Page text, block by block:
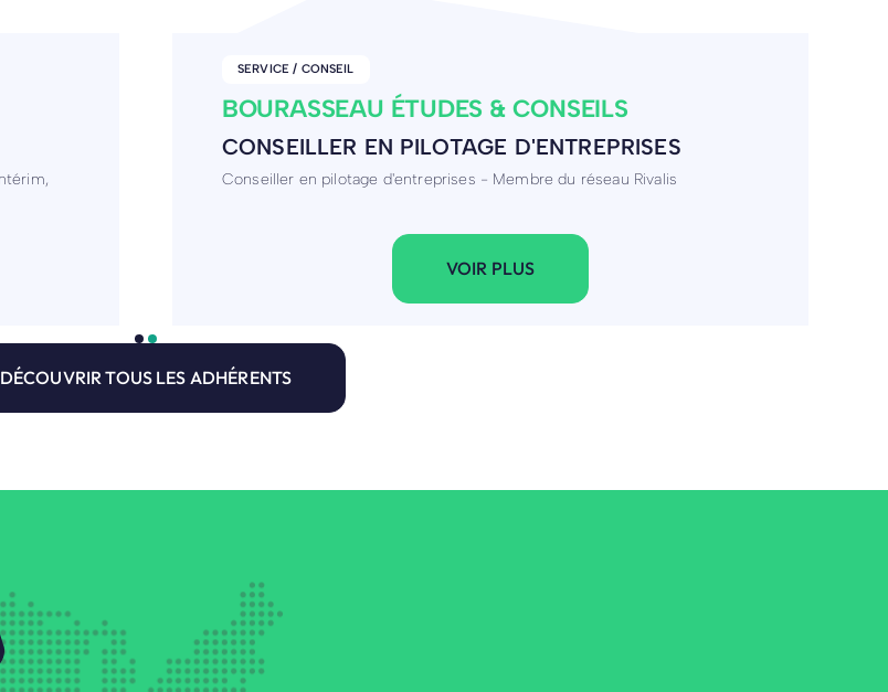
AUTRES
TEMPORIS
AGENCE D'EMPLOI ET DE RECRUTEMENT
Agence d'emploi et de recrutement proposant des solutions en intérim,
VOIR PLUS
DÉCOUVRIR TOUS LES ADHÉRENTS